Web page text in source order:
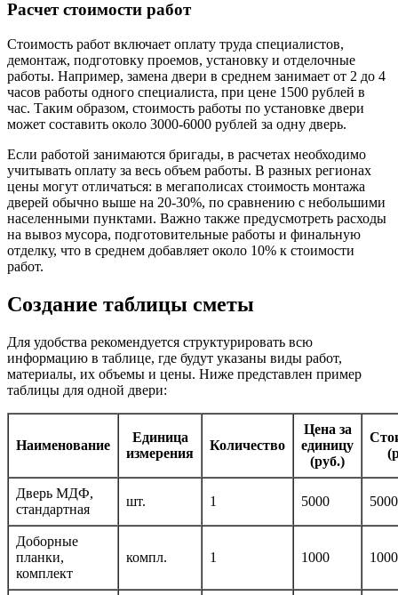
Расчет стоимости работ
Стоимость работ включает оплату труда специалистов,
демонтаж, подготовку проемов, установку и отделочные
работы. Например, замена двери в среднем занимает от 2 до 4
часов работы одного специалиста, при цене 1500 рублей в
час. Таким образом, стоимость работы по установке двери
может составить около 3000-6000 рублей за одну дверь.
Если работой занимаются бригады, в расчетах необходимо
учитывать оплату за весь объем работы. В разных регионах
цены могут отличаться: в мегаполисах стоимость монтажа
дверей обычно выше на 20-30%, по сравнению с небольшими
населенными пунктами. Важно также предусмотреть расходы
на вывоз мусора, подготовительные работы и финальную
отделку, что в среднем добавляет около 10% к стоимости
работ.
Создание таблицы сметы
Для удобства рекомендуется структурировать всю
информацию в таблице, где будут указаны виды работ,
материалы, их объемы и цены. Ниже представлен пример
таблицы для одной двери:
Наименование
Единица
измерения
Количество
Цена за
единицу
(руб.)
Дверь МДФ,
стандартная
шт. 1 5000 5000
Доборные
планки,
комплект
компл. 1 1000 1000